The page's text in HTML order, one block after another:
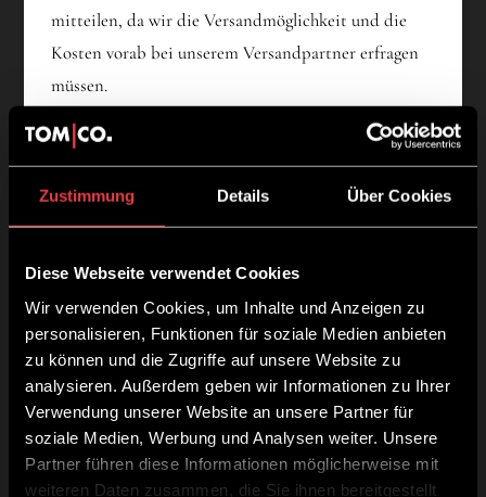
Zustimmung Details Über Cookies
Diese Webseite verwendet Cookies
Wir verwenden Cookies, um Inhalte und Anzeigen zu
personalisieren, Funktionen für soziale Medien anbieten
zu können und die Zugriffe auf unsere Website zu
analysieren. Außerdem geben wir Informationen zu Ihrer
Verwendung unserer Website an unsere Partner für
soziale Medien, Werbung und Analysen weiter. Unsere
Partner führen diese Informationen möglicherweise mit
weiteren Daten zusammen, die Sie ihnen bereitgestellt
mitteilen, da wir die Versandmöglichkeit und die
Kosten vorab bei unserem Versandpartner erfragen
müssen.
Land
Standard Versand (4,90 EUR) –
Information zur Berechnung des LieferterminsDie
Frist für die Lieferung beginnt bei Zahlung per
Vorkasse am Tag nach Erteilung des Zahlungsauftrags
an das überweisende Kreditinstitut bzw. bei anderen
Zahlungsarten am Tag nach Vertragsschluss zu laufen